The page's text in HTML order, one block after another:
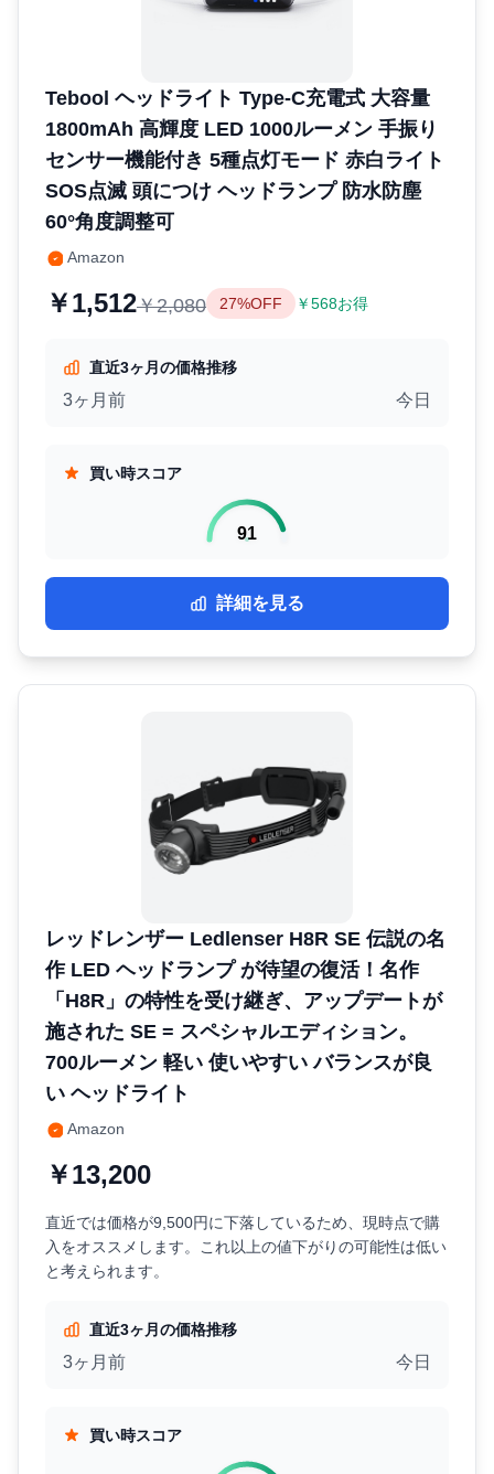
Tebool ヘッドライト Type-C充電式 大容量
1800mAh 高輝度 LED 1000ルーメン 手振り
センサー機能付き 5種点灯モード 赤白ライト
SOS点滅 頭につけ ヘッドランプ 防水防塵
60°角度調整可
Amazon
￥1,512￥2,080 27%OFF ￥568お得
直近3ヶ月の価格推移
3ヶ月前 今日
買い時スコア
91
詳細を見る
レッドレンザー Ledlenser H8R SE 伝説の名
作 LED ヘッドランプ が待望の復活！名作
「H8R」の特性を受け継ぎ、アップデートが
施された SE = スペシャルエディション。
700ルーメン 軽い 使いやすい バランスが良
い ヘッドライト
Amazon
￥13,200
直近では価格が9,500円に下落しているため、現時点で購
入をオススメします。これ以上の値下がりの可能性は低い
と考えられます。
直近3ヶ月の価格推移
3ヶ月前 今日
買い時スコア